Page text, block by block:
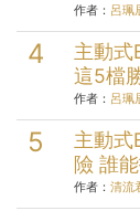
作者： 呂珮
主動式
這5檔
作者： 呂珮
主動式
險 誰
作者： 清流